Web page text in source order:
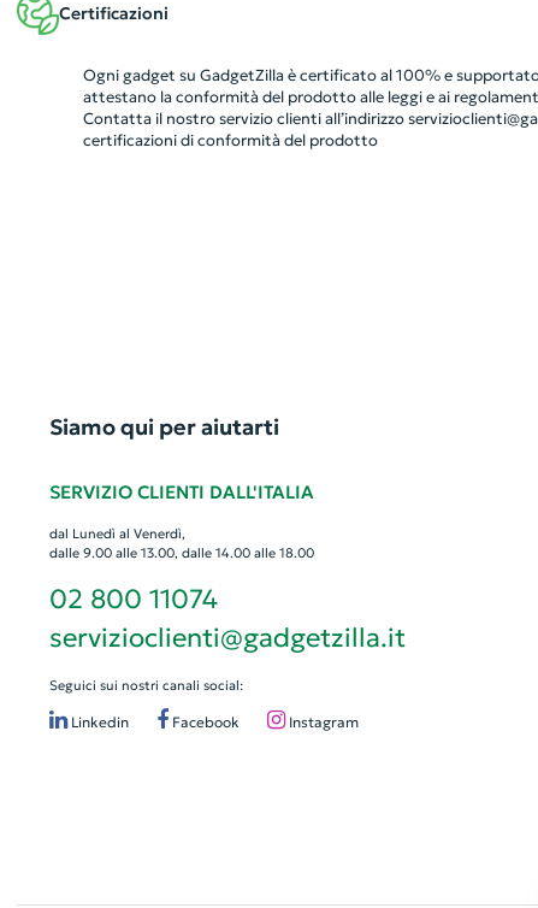
Certificazioni
Ogni gadget su GadgetZilla è certificato al 100% e
attestano la conformità del prodotto alle leggi e ai
Contatta il nostro servizio clienti all’indirizzo
certificazioni di conformità del prodotto
Siamo qui per aiutarti
SERVIZIO CLIENTI DALL'ITALIA
dal Lunedì al Venerdì,
dalle 9.00 alle 13.00, dalle 14.00 alle 18.00
02 800 11074
servizioclienti@gadgetzilla.it
Seguici sui nostri canali social:
Linkedin Facebook Instagram